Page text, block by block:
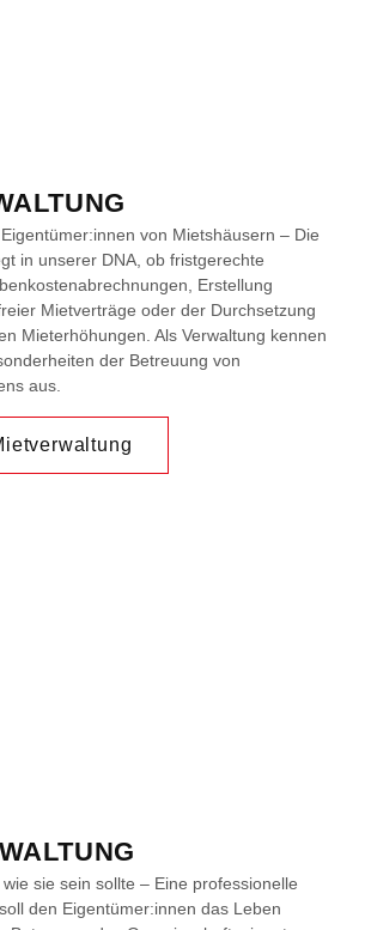
von Mietshäusern – Die
in unserer DNA, ob fristgerechte
Erstellung
Mietverträge oder der Durchsetzung
Mieterhöhungen. Als Verwaltung kennen
der Betreuung von
aus.
sie sein sollte – Eine professionelle
den Eigentümer:innen das Leben